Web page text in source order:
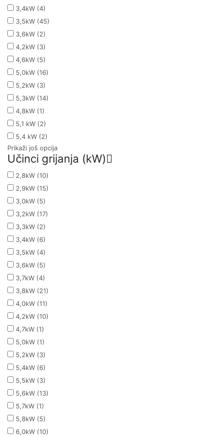
3,4kW (4)
3,5kW (45)
3,6kW (2)
4,2kW (3)
4,6kW (5)
5,0kW (16)
5,2kW (3)
5,3kW (14)
4,8kW (1)
5,1 kW (2)
5,4 kW (2)
Prikaži još opcija
Učinci grijanja (kW)
2,8kW (10)
2,9kW (15)
3,0kW (5)
3,2kW (17)
3,3kW (2)
3,4kW (6)
3,5kW (4)
3,6kW (5)
3,7kW (4)
3,8kW (21)
4,0kW (11)
4,2kW (10)
4,7kW (1)
5,0kW (1)
5,2kW (3)
5,4kW (6)
5,5kW (3)
5,6kW (13)
5,7kW (1)
5,8kW (5)
6,0kW (10)